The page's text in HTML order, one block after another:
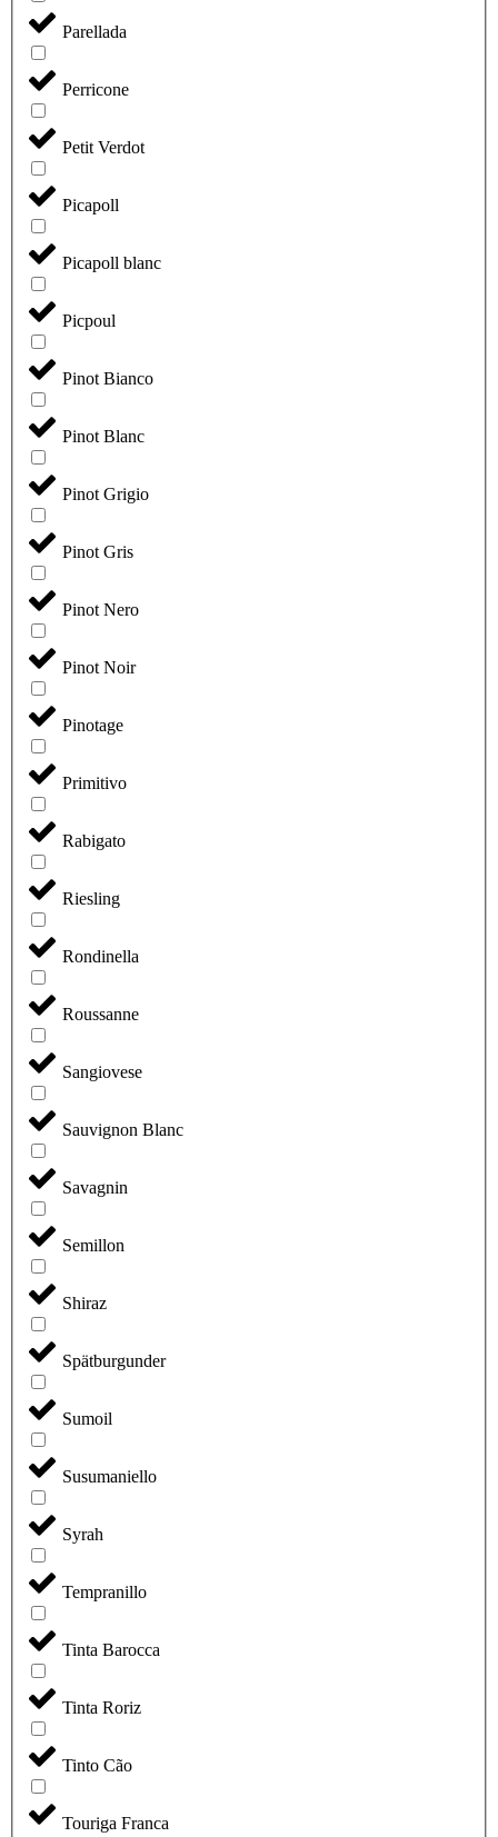
Parellada
Perricone
Petit Verdot
Picapoll
Picapoll blanc
Picpoul
Pinot Bianco
Pinot Blanc
Pinot Grigio
Pinot Gris
Pinot Nero
Pinot Noir
Pinotage
Primitivo
Rabigato
Riesling
Rondinella
Roussanne
Sangiovese
Sauvignon Blanc
Savagnin
Semillon
Shiraz
Spätburgunder
Sumoil
Susumaniello
Syrah
Tempranillo
Tinta Barocca
Tinta Roriz
Tinto Cão
Touriga Franca